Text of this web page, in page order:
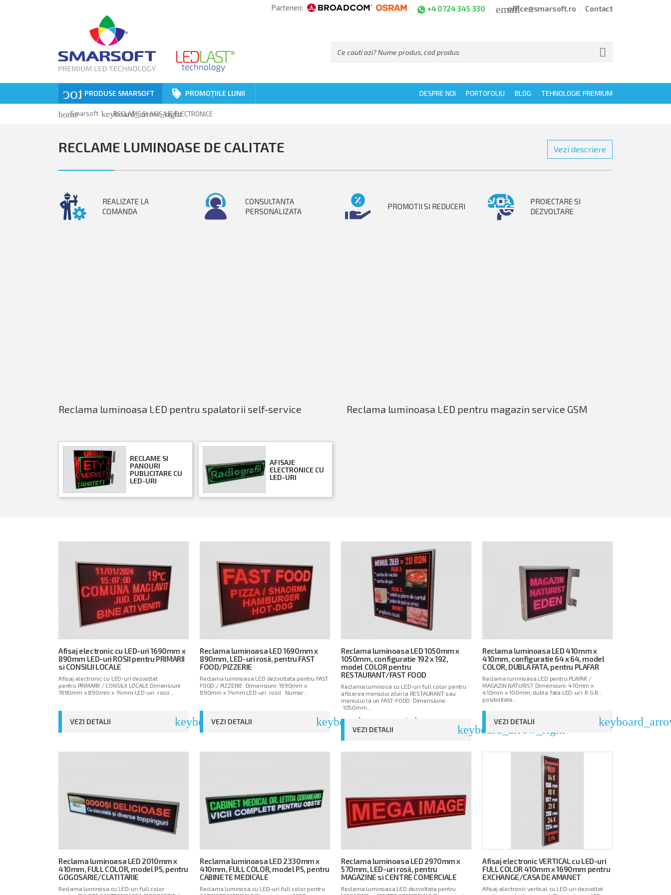
Parteneri: +4 0724 345 330 emailoffice@smarsoft.ro Contact

toc PRODUSE SMARSOFT PROMOȚIILE LUNII DESPRE NOI PORTOFOLIU BLOG TEHNOLOGIE PREMIUM
homeSmarsoft keyboard_arrow_right
RECLAME SI AFISAJE ELECTRONICE
RECLAME LUMINOASE DE CALITATE Vezi descriere
REALIZATE LA
COMANDA
CONSULTANTA
PERSONALIZATA
PROMOTII SI REDUCERI
PROIECTARE SI
DEZVOLTARE
Reclama luminoasa LED pentru spalatorii self-service Reclama luminoasa LED pentru magazin service GSM
RECLAME SI
PANOURI
PUBLICITARE CU
LED-URI
AFISAJE
ELECTRONICE CU
LED-URI
Afisaj electronic cu LED-uri 1690mm x
890mm LED-uri ROSII pentru PRIMARII
si CONSILII LOCALE
Afisaj electronic cu LED-uri dezvoltat
pentru PRIMARII / CONSILII LOCALE Dimensiuni:
1690mm x 890mm x 74mm LED-uri rosii...
VEZI DETALII keyboard_arrow_right
Reclama luminoasa LED 1690mm x
890mm, LED-uri rosii, pentru FAST
FOOD/PIZZERIE
Reclama luminoasa LED dezvoltata pentru FAST
FOOD / PIZZERIE Dimensiuni: 1690mm x
890mm x 74mm LED-uri rosii Numar...
VEZI DETALII keyboard_arrow_right
Reclama luminoasa LED 1050mm x
1050mm, configuratie 192 x 192,
model COLOR pentru
RESTAURANT/FAST FOOD
Reclama luminosa cu LED-uri full color pentru
afisarea meniului zilei la RESTAURANT sau
meniului la un FAST-FOOD. Dimensiune:
1050mm...
VEZI DETALII keyboard_arrow_right
Reclama luminoasa LED 410mm x
410mm, configuratie 64 x 64, model
COLOR, DUBLA FATA, pentru PLAFAR
Reclama luminoasa LED pentru PLAFAR /
MAGAZIN NATURIST Dimensiuni: 410mm x
410mm x 100mm, dubla fata LED-uri R G B :
posibilitate...
VEZI DETALII
Reclama luminoasa LED 2010mm x
410mm, FULL COLOR, model P5, pentru
GOGOSARIE/CLATITARIE
Reclama luminosa cu LED-uri full color
Reclama luminoasa LED 2330mm x
410mm, FULL COLOR, model P5, pentru
CABINETE MEDICALE
Reclama luminosa cu LED-uri full color pentru
Reclama luminoasa LED 2970mm x
570mm, LED-uri rosii, pentru
MAGAZINE si CENTRE COMERCIALE
Reclama luminoasa LED dezvoltata pentru
Afisaj electronic VERTICAL cu LED-uri
FULL COLOR 410mm x 1690mm pentru
EXCHANGE/CASA DE AMANET
Afisaj electronic vertical cu LED-uri dezvoltat